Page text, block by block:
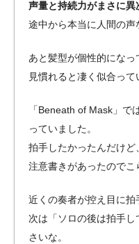
声量と持続力がまさに異
途中から本当に人間の声
あと髪型が個性的にな
見慣れると凄く似合って
「Beneath of Mask」で
っていました。
拍手したかったんだけど
注意書きがあったのでこ
近くの奏者が控え目に拍
次は「ソロの後は拍手
さいな。